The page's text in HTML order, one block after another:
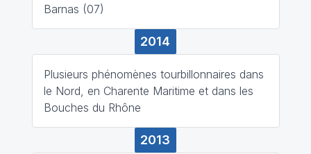
Barnas (07)
2014
Plusieurs phénomènes tourbillonnaires dans
le Nord, en Charente Maritime et dans les
Bouches du Rhône
2013